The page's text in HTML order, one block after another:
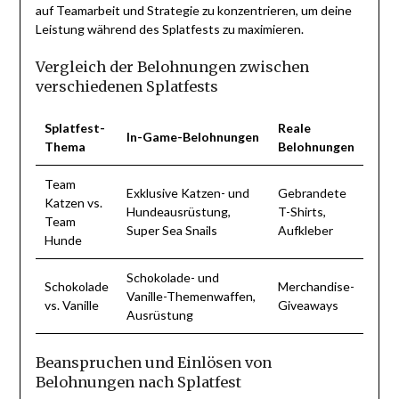
auf Teamarbeit und Strategie zu konzentrieren, um deine
Leistung während des Splatfests zu maximieren.
Vergleich der Belohnungen zwischen
verschiedenen Splatfests
Splatfest-
Thema
In-Game-Belohnungen
Reale
Belohnungen
Team
Katzen vs.
Team
Hunde
Exklusive Katzen- und
Hundeausrüstung,
Super Sea Snails
Gebrandete
T-Shirts,
Aufkleber
Schokolade
vs. Vanille
Schokolade- und
Vanille-Themenwaffen,
Ausrüstung
Merchandise-
Giveaways
Beanspruchen und Einlösen von
Belohnungen nach Splatfest